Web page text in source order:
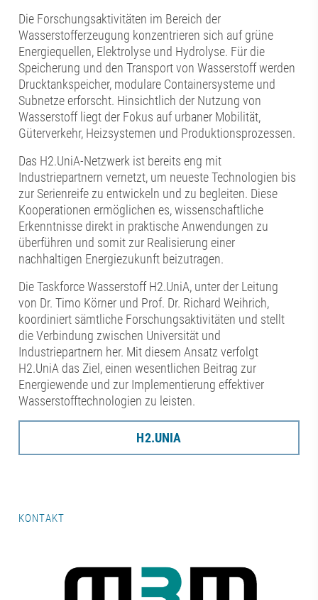
Die Forschungsaktivitäten im Bereich der
Wasserstofferzeugung konzentrieren sich auf grüne
Energiequellen, Elektrolyse und Hydrolyse. Für die
Speicherung und den Transport von Wasserstoff werden
Drucktankspeicher, modulare Containersysteme und
Subnetze erforscht. Hinsichtlich der Nutzung von
Wasserstoff liegt der Fokus auf urbaner Mobilität,
Güterverkehr, Heizsystemen und Produktionsprozessen.
Das H2.UniA-Netzwerk ist bereits eng mit
Industriepartnern vernetzt, um neueste Technologien bis
zur Serienreife zu entwickeln und zu begleiten. Diese
Kooperationen ermöglichen es, wissenschaftliche
Erkenntnisse direkt in praktische Anwendungen zu
überführen und somit zur Realisierung einer
nachhaltigen Energiezukunft beizutragen.
Die Taskforce Wasserstoff H2.UniA, unter der Leitung
von Dr. Timo Körner und Prof. Dr. Richard Weihrich,
koordiniert sämtliche Forschungsaktivitäten und stellt
die Verbindung zwischen Universität und
Industriepartnern her. Mit diesem Ansatz verfolgt
H2.UniA das Ziel, einen wesentlichen Beitrag zur
Energiewende und zur Implementierung effektiver
Wasserstofftechnologien zu leisten.
H2.UNIA
KONTAKT